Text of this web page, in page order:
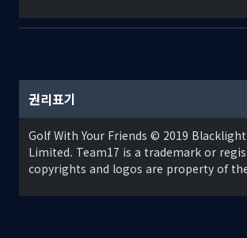
권리표기
Golf With Your Friends © 2019
Limited. Team17 is a trademark or
copyrights and logos are property of